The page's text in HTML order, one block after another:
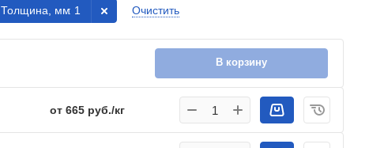
Толщина, мм: 1 Очистить
В корзину
от 665 руб./кг